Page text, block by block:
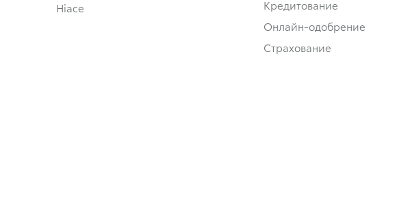
Hiace
Кредитование
Онлайн-одобрение
Страхование